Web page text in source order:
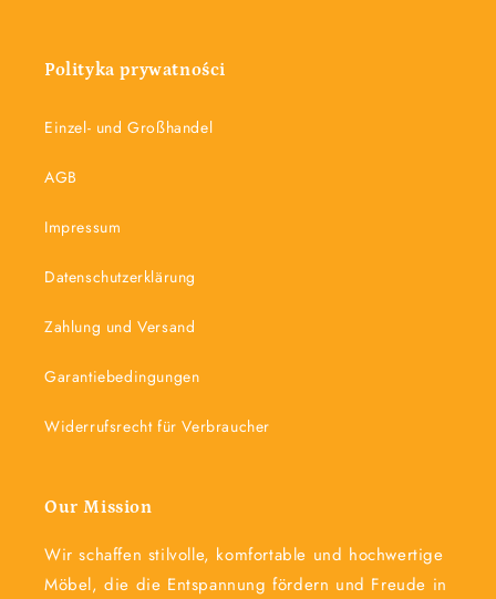
Polityka prywatności
Einzel- und Großhandel
AGB
Impressum
Datenschutzerklärung
Zahlung und Versand
Garantiebedingungen
Widerrufsrecht für Verbraucher
Our Mission
Wir schaffen stilvolle, komfortable und hochwertige
Möbel, die die Entspannung fördern und Freude in